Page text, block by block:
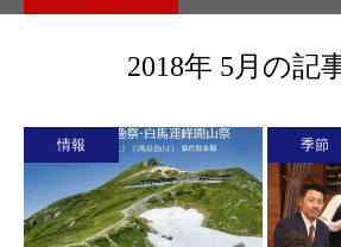
2018年 5月の記
情報 季節